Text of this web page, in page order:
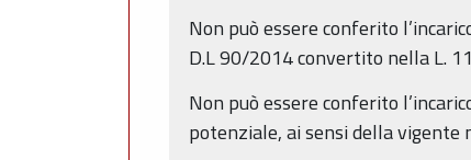
Non può essere conferito
D.L 90/2014 convertito nella L.
Non può essere conferito
potenziale, ai sensi della